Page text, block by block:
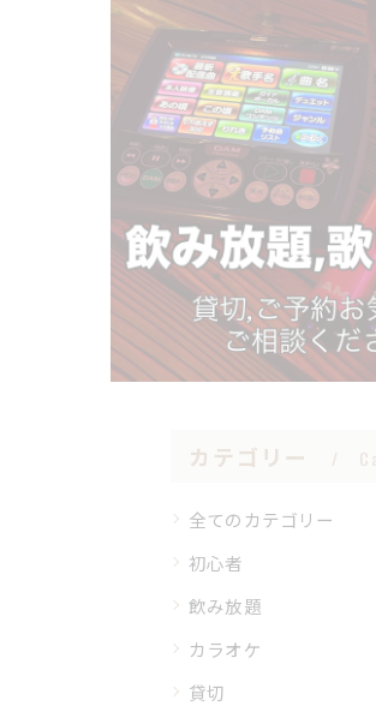
カテゴリー
全てのカテゴリー
初心者
飲み放題
カラオケ
貸切